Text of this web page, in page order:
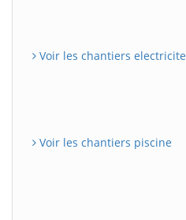
Voir les chantiers electricite
Voir les chantiers piscine